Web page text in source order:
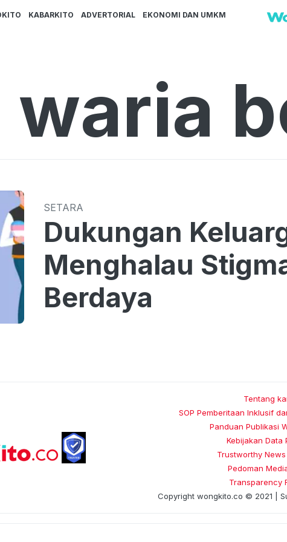
KABARKITO ADVERTORIAL EKONOMI DAN UMKM
waria
SETARA
Dukungan
Menghalau Stigma
Berdaya
Tentang
SOP Pemberitaan Inklusif
Panduan Publikasi
Kebijakan Data
Trustworthy
Pedoman
Transparency
Copyright wongkito.co © 2021 |